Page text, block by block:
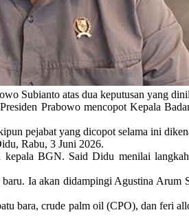
Subianto atas dua keputusan yang
Prabowo mencopot Kepala
pejabat yang dicopot selama ini
Rabu, 3 Juni 2026.
BGN. Said Didu menilai
Ia akan didampingi Agustina
bara, crude palm oil (CPO), dan feri